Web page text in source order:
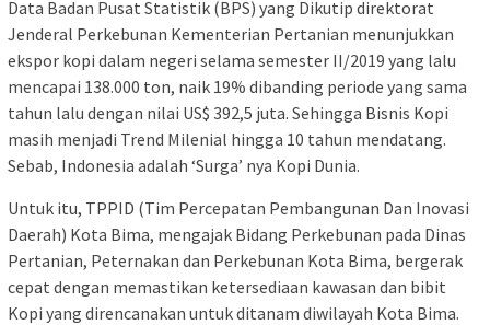
Data Badan Pusat Statistik (BPS) yang Dikutip direktorat
Jenderal Perkebunan Kementerian Pertanian menunjukkan
ekspor kopi dalam negeri selama semester II/2019 yang lalu
mencapai 138.000 ton, naik 19% dibanding periode yang sama
tahun lalu dengan nilai US$ 392,5 juta. Sehingga Bisnis Kopi
masih menjadi Trend Milenial hingga 10 tahun mendatang.
Sebab, Indonesia adalah ‘Surga’ nya Kopi Dunia.
Untuk itu, TPPID (Tim Percepatan Pembangunan Dan Inovasi
Daerah) Kota Bima, mengajak Bidang Perkebunan pada Dinas
Pertanian, Peternakan dan Perkebunan Kota Bima, bergerak
cepat dengan memastikan ketersediaan kawasan dan bibit
Kopi yang direncanakan untuk ditanam diwilayah Kota Bima.